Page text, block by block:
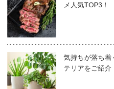
メ人気TOP3！
気持ちが落ち
テリアをご紹介